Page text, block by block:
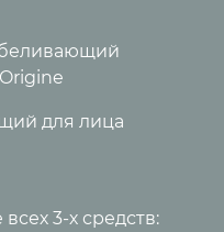
для лица
3-х средств: